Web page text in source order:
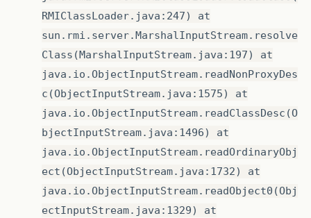
RMIClassLoader.java:247) at
sun.rmi.server.MarshalInputStream.resolve
Class(MarshalInputStream.java:197) at
java.io.ObjectInputStream.readNonProxyDes
c(ObjectInputStream.java:1575) at
java.io.ObjectInputStream.readClassDesc(O
bjectInputStream.java:1496) at
java.io.ObjectInputStream.readOrdinaryObj
ect(ObjectInputStream.java:1732) at
java.io.ObjectInputStream.readObject0(Obj
ectInputStream.java:1329) at